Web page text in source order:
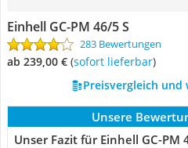
Einhell GC-PM 46/5 S
283 Bewertungen
ab 239,00 € ( Sofort lieferbar)
Preisvergleich und
Unsere
Unser Fazit für Einhell GC-PM